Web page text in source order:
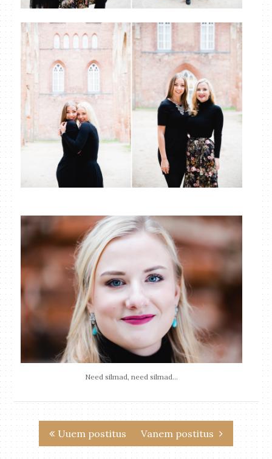
Need silmad, need silmad…
Uuem postitus Vanem postitus